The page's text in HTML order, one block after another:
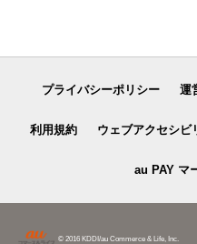
プライバシーポリシー 運
利用規約 ウェブアクセシビ
au PAY マ
© 2016 KDDI/au Commerce & Life, Inc.